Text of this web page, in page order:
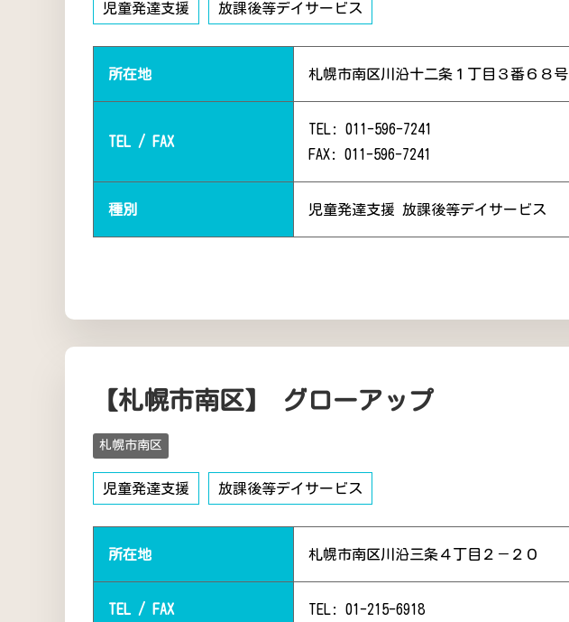
児童発達支援 放課後等デイサービス
所在地 札幌市南区川沿十二条１丁目３番６８号
TEL / FAX
TEL: 011-596-7241
FAX: 011-596-7241
種別 児童発達支援 放課後等デイサービス
【札幌市南区】 グローアップ
札幌市南区
児童発達支援 放課後等デイサービス
所在地 札幌市南区川沿三条４丁目２－２０
TEL / FAX TEL: 01-215-6918